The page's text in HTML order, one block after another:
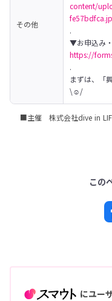
その他
content/
.
https://
.
まずは、「
\☺/
■主催 株式会社dive in
この
にユー